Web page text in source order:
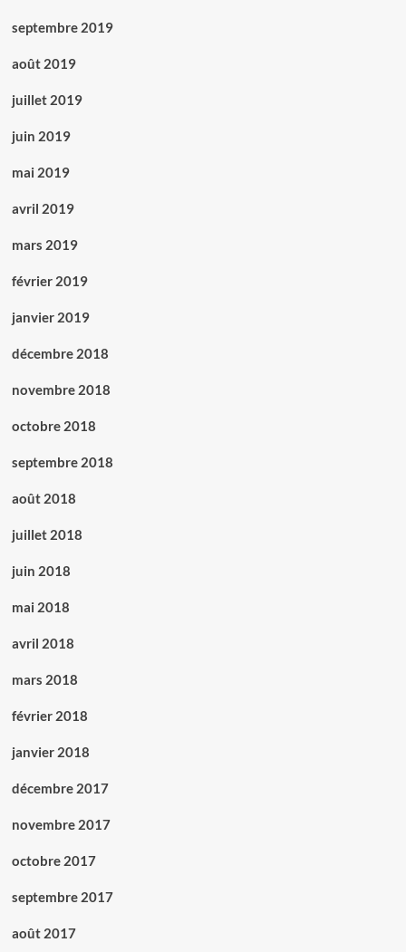
septembre 2019
août 2019
juillet 2019
juin 2019
mai 2019
avril 2019
mars 2019
février 2019
janvier 2019
décembre 2018
novembre 2018
octobre 2018
septembre 2018
août 2018
juillet 2018
juin 2018
mai 2018
avril 2018
mars 2018
février 2018
janvier 2018
décembre 2017
novembre 2017
octobre 2017
septembre 2017
août 2017